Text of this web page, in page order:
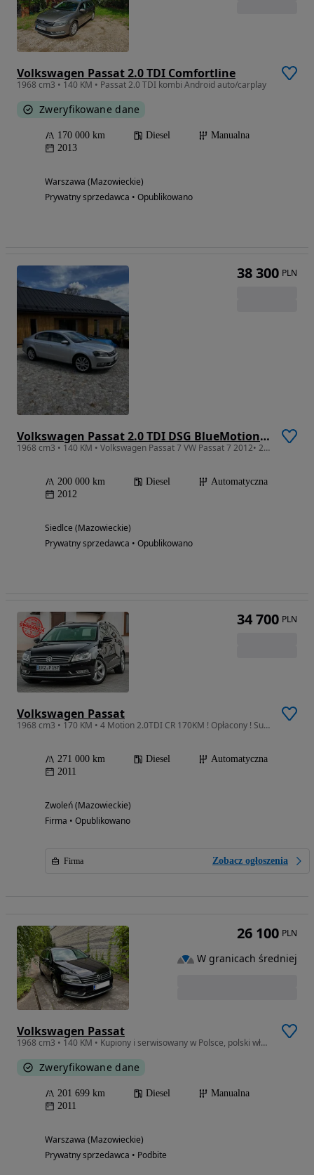
Volkswagen Passat 2.0 TDI Comfortline
1968 cm3 • 140 KM • Passat 2.0 TDI kombi Android auto/carplay
Zweryfikowane dane
170 000 km Diesel
Manualna
2013
Warszawa (Mazowieckie)
Prywatny sprzedawca • Opublikowano
Volkswagen Passat 2.0 TDI DSG BlueMotion Technology Comfortline
1968 cm3 • 140 KM • Volkswagen Passat 7 VW Passat 7 2012• 2.0 TDI • Automat DSG
200 000 km Diesel
Automatyczna
2012
Siedlce (Mazowieckie)
Prywatny sprzedawca • Opublikowano
38 300 PLN
Volkswagen Passat
1968 cm3 • 170 KM • 4 Motion 2.0TDI CR 170KM ! Opłacony ! Super Stan !
271 000 km Diesel
Automatyczna
2011
Zwoleń (Mazowieckie)
Firma • Opublikowano
Firma Zobacz ogłoszenia
34 700 PLN
Volkswagen Passat
1968 cm3 • 140 KM • Kupiony i serwisowany w Polsce, polski właściciel
Zweryfikowane dane
201 699 km Diesel
Manualna
2011
Warszawa (Mazowieckie)
Prywatny sprzedawca • Podbite
26 100 PLN
W granicach średniej